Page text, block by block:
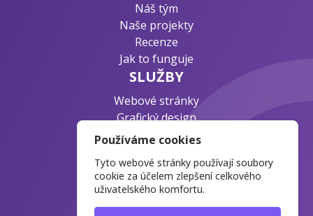
Náš tým
Naše projekty
Recenze
Jak to funguje
SLUŽBY
Webové stránky
Grafický design
Byznys konzultace
Ochrana osobních údajů
Časté otázky
Blog o webdesignu
Používáme cookies
Tyto webové stránky používají soubory
cookie za účelem zlepšení celkového
uživatelského komfortu.